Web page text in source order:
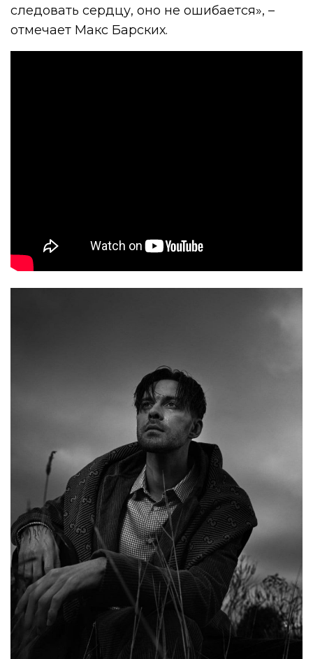
следовать сердцу, оно не ошибается», –
отмечает Макс Барских.